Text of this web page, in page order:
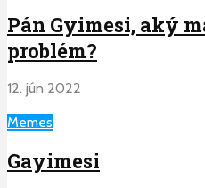
Pán Gyimesi, aký
problém?
12. jún 2022
Memes
Gayimesi